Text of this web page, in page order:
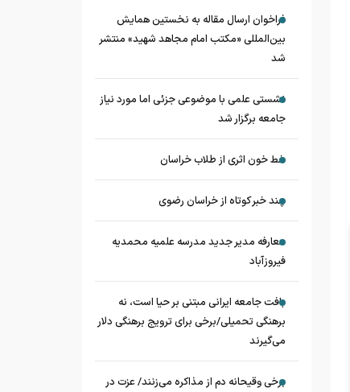
فراخوان ارسال مقاله به نخستین همایش
بین‌المللی «مکتب امام مجاهد شهید» منتشر
شد
نشستی علمی با موضوعی جزئی اما مورد نیاز
جامعه برگزار شد
خط خون اثری از طلاب خراسان
چند خبر کوتاه از خراسان رضوی
معارفه مدیر جدید مدرسه علمیه محمدیه
فیروزآباد
بافت جامعه ایرانی مبتنی بر حیا است، نه
برهنگی تحمیلی/برخی برای ترویج برهنگی دلار
می‌گیرند
برخی وقیحانه دم از مذاکره می‌زنند/ عزت در